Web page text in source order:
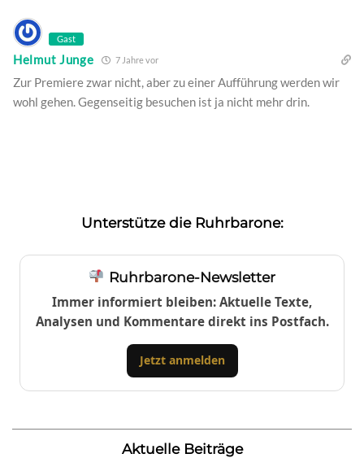
Gast
Helmut Junge 7 Jahre vor
Zur Premiere zwar nicht, aber zu einer Aufführung werden wir
wohl gehen. Gegenseitig besuchen ist ja nicht mehr drin.
Unterstütze die Ruhrbarone:
Ruhrbarone-Newsletter
Immer informiert bleiben: Aktuelle Texte,
Analysen und Kommentare direkt ins Postfach.
Jetzt anmelden
Aktuelle Beiträge